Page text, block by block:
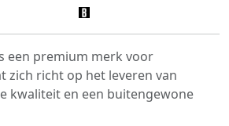
een premium merk voor
zich richt op het leveren van
kwaliteit en een buitengewone